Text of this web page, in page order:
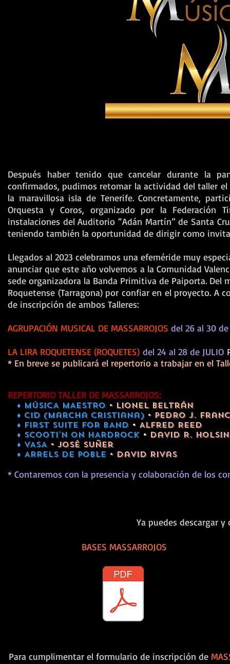
Después haber tenido que cancelar durante la
confirmados, pudimos retomar la actividad del taller
la maravillosa isla de Tenerife. Concretamente,
Orquesta y Coros, organizado por la Federación
instalaciones del Auditorio “Adán Martín” de Santa
teniendo también la oportunidad de dirigir como
Llegados al 2023 celebramos una efeméride muy
anunciar que este año volvemos a la Comunidad
sede organizadora la Banda Primitiva de Paiporta. Del
Roquetense (Tarragona) por confiar en el proyecto. A
de inscripción de ambos Talleres:
AGRUPACIÓN MUSICAL DE MASSARROJOS del 26 al 30
LA LIRA ROQUETENSE (ROQUETES) del 24 al 28 de JULIO
* En breve se publicará el repertorio a trabajar en el
REPERTORIO TALLER DE MASSARROJOS:
♦ MÚSICA MAESTRO • Lionel Beltrán
♦ CID (marCHa cristiana) • Pedro J.
♦ FIRST SUITE FOR BAND • Alfred Reed
♦ SCOOTI'N ON HARDROCK • David R.
♦ VASA • José Suñer
♦ ARRELS DE POBLE • David Rivas
* Contaremos con la presencia y colaboración de los
Ya puedes descargar
BASES MASS
Para cumplimentar el formulario de inscripción de